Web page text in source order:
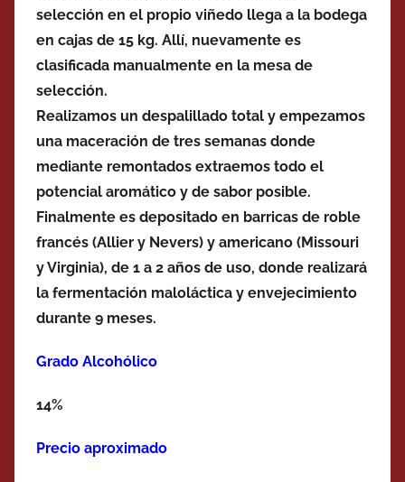
selección en el propio viñedo llega a la bodega
en cajas de 15 kg. Allí, nuevamente es
clasificada manualmente en la mesa de
selección.
Realizamos un despalillado total y empezamos
una maceración de tres semanas donde
mediante remontados extraemos todo el
potencial aromático y de sabor posible.
Finalmente es depositado en barricas de roble
francés (Allier y Nevers) y americano (Missouri
y Virginia), de 1 a 2 años de uso, donde realizará
la fermentación maloláctica y envejecimiento
durante 9 meses.
Grado Alcohólico
14%
Precio aproximado